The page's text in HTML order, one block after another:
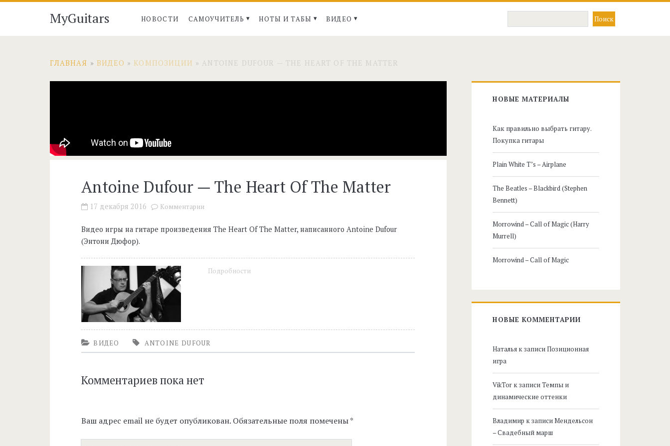
MyGuitars НОВОСТИ САМОУЧИТЕЛЬ НОТЫ И ТАБЫ ВИДЕО
ГЛАВНАЯ »ВИДЕО » КОМПОЗИЦИИ » ANTOINE DUFOUR — THE HEART OF THE MATTER
Antoine Dufour — The Heart Of The Matter
17 декабря 2016 Комментарии
Видео игры на гитаре произведения The Heart Of The Matter, написанного Antoine Dufour
(Энтони Дюфор).
Подробности
ВИДЕО ANTOINE DUFOUR
Комментариев пока нет
Ваш адрес email не будет опубликован. Обязательные поля помечены*
Главная
панель
НОВЫЕ МАТЕРИАЛЫ
Как правильно выбрать гитару.
Покупка гитары
Plain White T’s – Airplane
The Beatles – Blackbird (Stephen
Bennett)
Morrowind – Call of Magic (Harry
Murrell)
Morrowind – Call of Magic
НОВЫЕ КОММЕНТАРИИ
Наталья к записиПозиционная
игра
VikTor к записиТемпы и
динамические оттенки
Владимир к записиМендельсон
– Свадебный марш